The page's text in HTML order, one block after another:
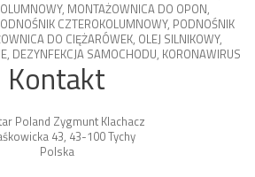
, MONTAŻOWNICA DO OPON,
CZTEROKOLUMNOWY, PODNOŚNIK
DO CIĘŻARÓWEK, OLEJ SILNIKOWY,
, DEZYNFEKCJA SAMOCHODU, KORONAWIRUS
Kontakt
Poland Zygmunt Klachacz
43, 43-100 Tychy
Polska